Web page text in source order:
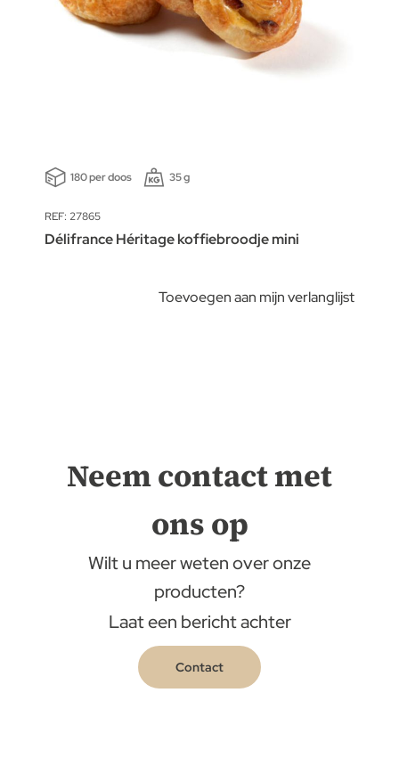
180 per doos 35 g
REF: 27865
Délifrance Héritage koffiebroodje mini
Toevoegen aan mijn verlanglijst
Neem contact met
ons op
Wilt u meer weten over onze
producten?
Laat een bericht achter
Contact